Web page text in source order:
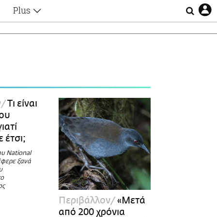
Plus
Οι Αθηναίοι
Lgbtqi+
Επιλογές
Τι είναι
έτσι;
National
ξανά
Περιβάλλον «Μετά
από 200 χρόνια